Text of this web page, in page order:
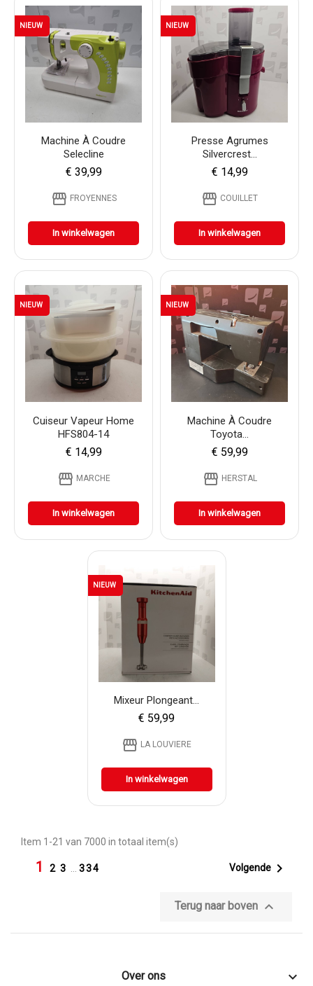
Machine À Coudre
Selecline
€ 39,99
storefront FROYENNES
In winkelwagen
NIEUW
Presse Agrumes
Silvercrest...
€ 14,99
storefront COUILLET
In winkelwagen
NIEUW
Cuiseur Vapeur Home
HFS804-14
€ 14,99
storefront MARCHE
In winkelwagen
NIEUW
Machine À Coudre
Toyota...
€ 59,99
storefront HERSTAL
In winkelwagen
NIEUW
Mixeur Plongeant...
€ 59,99
storefront LA LOUVIERE
In winkelwagen
NIEUW
Item 1-21 van 7000 in totaal item(s)
1 2 3 334 Volgende 
Terug naar boven 
Over ons 